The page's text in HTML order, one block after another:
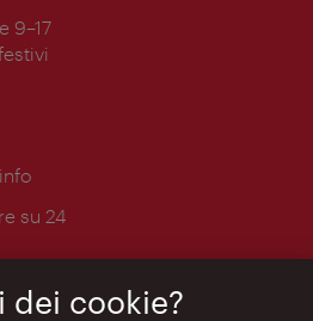
9–17
su 24
dei cookie?